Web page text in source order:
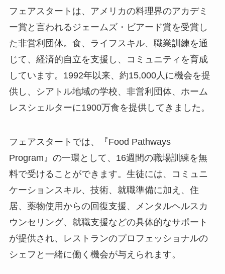
フェアスタートは、アメリカの料理界のアカデミ
ー賞と言われるジェームズ・ビアード賞を受賞し
た非営利団体。食、ライフスキル、職業訓練を通
じて、経済的自立を支援し、コミュニティを育成
しています。1992年以来、約15,000人に機会を提
供し、シアトル地域の学校、非営利団体、ホーム
レスシェルターに1900万食を提供してきました。
フェアスタートでは、『Food Pathways
Program』の一環として、16週間の職場訓練を無
料で受けることができます。生徒には、コミュニ
ケーションスキル、技術、就職準備に加え、住
居、薬物使用からの回復支援、メンタルヘルスカ
ウンセリング、就職支援などの具体的なサポート
が提供され、レストランのプロフェッショナルの
シェフと一緒に働く機会が与えられます。